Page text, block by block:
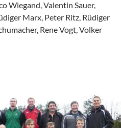
Wiegand, Valentin Sauer,
Marx, Peter Ritz, Rüdiger
Rene Vogt, Volker